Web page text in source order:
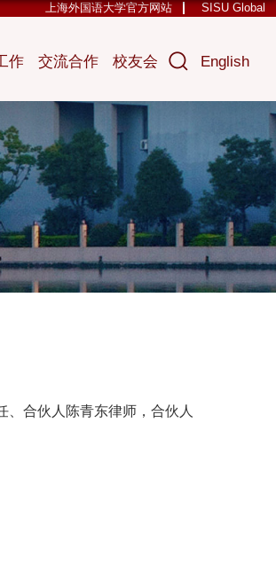
上海外国语大学官方网站 SISU Global
作 交流合作 校友会 English
、合伙人陈青东律师，合伙人